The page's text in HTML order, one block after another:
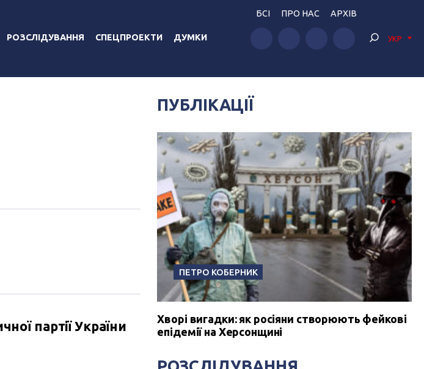
РОЗСЛІДУВАННЯ СПЕЦПРОЕКТИ ДУМКИ
БСІ ПРО НАС АРХІВ
УКР
партії України
ПУБЛІКАЦІЇ
ПЕТРО КОБЕРНИК
Хворі вигадки: як росіяни створюють фейкові
епідемії на Херсонщині